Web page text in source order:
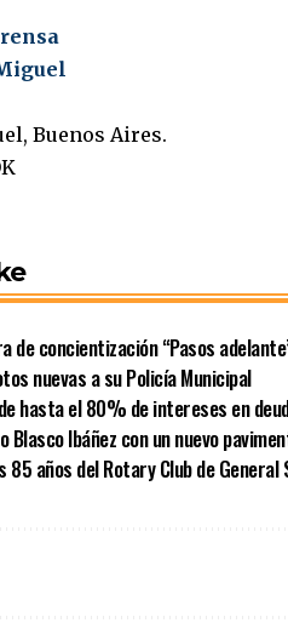
Buenos Aires.
de concientización “Pasos
nuevas a su Policía Municipal
hasta el 80% de intereses en
Blasco Ibáñez con un nuevo
85 años del Rotary Club de